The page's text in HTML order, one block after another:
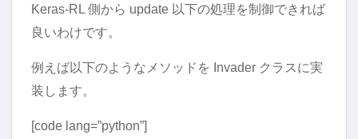
Keras-RL 側から update 以下の処理を制御できれば
良いわけです。
例えば以下のようなメソッドを Invader クラスに実
装します。
[code lang=”python”]